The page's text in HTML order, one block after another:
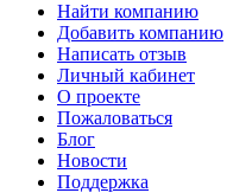
Найти компанию
Добавить компанию
Написать отзыв
Личный кабинет
О проекте
Пожаловаться
Блог
Новости
Поддержка